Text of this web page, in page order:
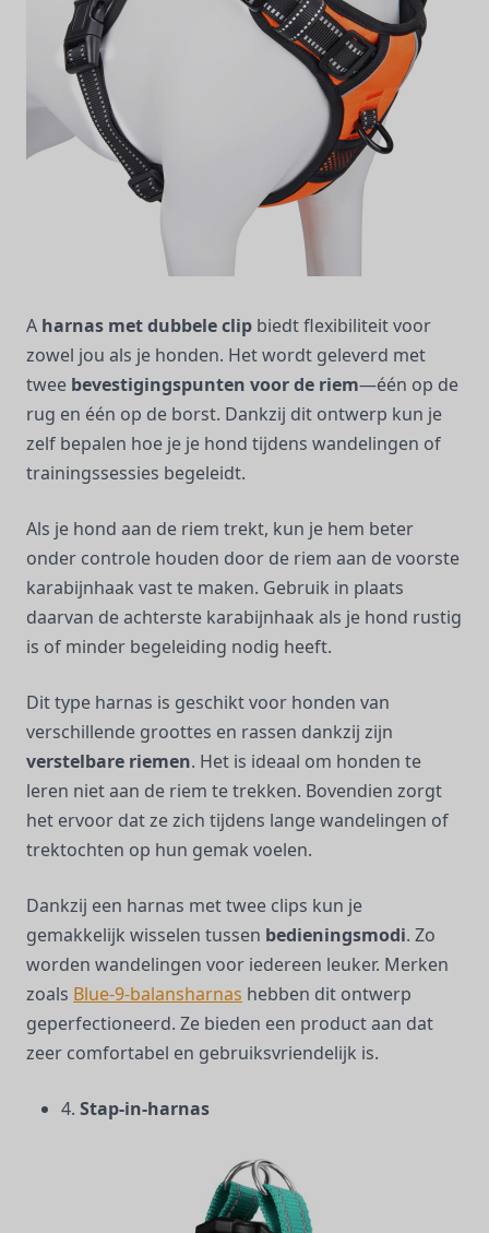
A harnas met dubbele clip biedt flexibiliteit voor
zowel jou als je honden. Het wordt geleverd met
twee bevestigingspunten voor de riem—één op de
rug en één op de borst. Dankzij dit ontwerp kun je
zelf bepalen hoe je je hond tijdens wandelingen of
trainingssessies begeleidt.
Als je hond aan de riem trekt, kun je hem beter
onder controle houden door de riem aan de voorste
karabijnhaak vast te maken. Gebruik in plaats
daarvan de achterste karabijnhaak als je hond rustig
is of minder begeleiding nodig heeft.
Dit type harnas is geschikt voor honden van
verschillende groottes en rassen dankzij zijn
verstelbare riemen. Het is ideaal om honden te
leren niet aan de riem te trekken. Bovendien zorgt
het ervoor dat ze zich tijdens lange wandelingen of
trektochten op hun gemak voelen.
Dankzij een harnas met twee clips kun je
gemakkelijk wisselen tussen bedieningsmodi. Zo
worden wandelingen voor iedereen leuker. Merken
zoals Blue-9-balansharnas hebben dit ontwerp
geperfectioneerd. Ze bieden een product aan dat
zeer comfortabel en gebruiksvriendelijk is.
4. Stap-in-harnas